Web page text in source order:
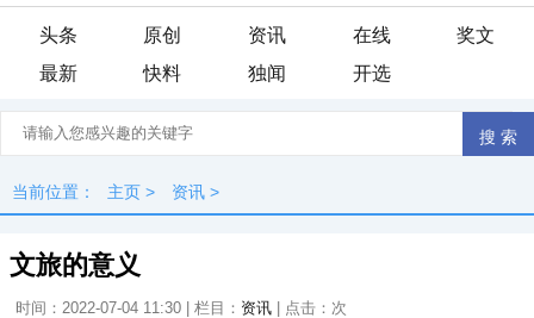
头条 原创 资讯 在线
奖文
最新
快料 独闻 开选
当前位置： 主页 > 资讯 >
文旅的意义
时间：2022-07-04 11:30 | 栏目： 资讯 | 点击： 次